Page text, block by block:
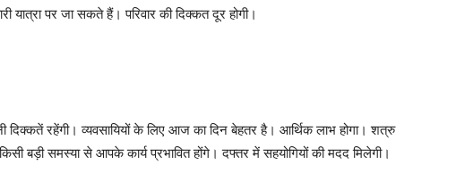
यात्रा पर जा सकते हैं। परिवार की दिक्कत दूर होगी।
दिक्कतें रहेंगी। व्यवसायियों के लिए आज का दिन बेहतर है। आर्थिक लाभ होगा। शत्रु
बड़ी समस्या से आपके कार्य प्रभावित होंगे। दफ्तर में सहयोगियों की मदद मिलेगी।